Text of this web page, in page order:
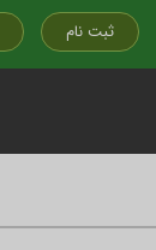
ثبت نام